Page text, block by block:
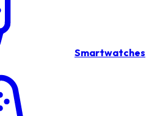
Smartwatches